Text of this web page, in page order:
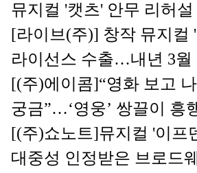
뮤지컬 '캣츠' 안무 리허
[라이브(주)] 창작 뮤지컬
라이선스 수출…내년 3월
[(주)에이콤]“영화 보고
궁금”…‘영웅’ 쌍끌이 흥
[(주)쇼노트]뮤지컬 '이프
대중성 인정받은 브로드